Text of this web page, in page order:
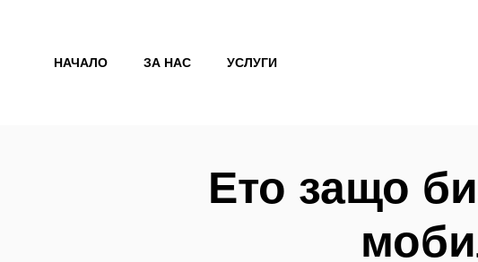
НАЧАЛО ЗА НАС УСЛУГИ
Ето защо